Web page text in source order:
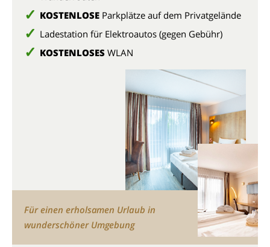
KOSTENLOSE Parkplätze auf dem Privatgelände
Ladestation für Elektroautos (gegen Gebühr)
KOSTENLOSES WLAN
Für einen erholsamen Urlaub in
wunderschöner Umgebung